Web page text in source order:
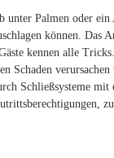
unter Palmen oder
können. Das
kennen alle
Schaden
Schließsysteme